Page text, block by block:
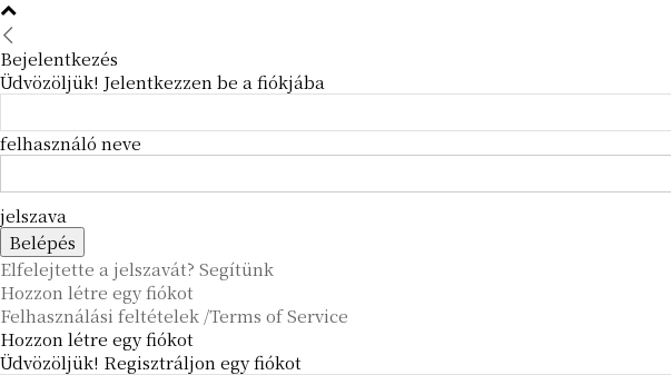
Bejelentkezés
Üdvözöljük! Jelentkezzen be a fiókjába
felhasználó neve
jelszava
Elfelejtette a jelszavát? Segítünk
Hozzon létre egy fiókot
Felhasználási feltételek /Terms of Service
Hozzon létre egy fiókot
Üdvözöljük! Regisztráljon egy fiókot